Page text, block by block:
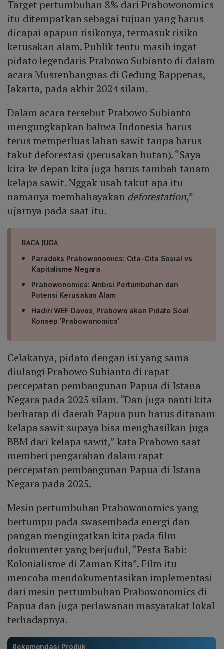
pembangunan ekstraktif dipadukan dengan kontrol
militer.
seluas 433.751 hektare pada 2025, naik 66% dibanding
tahun sebelumnya, dengan deforestasi dipicu
kebijakan Presiden Prabowo Subianto. Data tersebut
menegaskan korelasi antara model
ekstraktif‑militerisme dengan degradasi lingkungan dan
krisis agraria.
Target pertumbuhan 8% dari Prabowonomics
itu ditempatkan sebagai tujuan yang harus
dicapai apapun risikonya, termasuk risiko
kerusakan alam. Publik tentu masih ingat
pidato legendaris Prabowo Subianto di dalam
acara Musrenbangnas di Gedung Bappenas,
Jakarta, pada akhir 2024 silam.
Dalam acara tersebut Prabowo Subianto
mengungkapkan bahwa Indonesia harus
terus memperluas lahan sawit tanpa harus
takut deforestasi (perusakan hutan). “Saya
kira ke depan kita juga harus tambah tanam
kelapa sawit. Nggak usah takut apa itu
namanya membahayakan deforestation,”
ujarnya pada saat itu.
BACA JUGA
Paradoks Prabowonomics: Cita-Cita Sosial vs
Kapitalisme Negara
Prabowonomics: Ambisi Pertumbuhan dan
Potensi Kerusakan Alam
Hadiri WEF Davos, Prabowo akan Pidato Soal
Konsep 'Prabowonomics'
Celakanya, pidato dengan isi yang sama
diulangi Prabowo Subianto di rapat
percepatan pembangunan Papua di Istana
Negara pada 2025 silam. “Dan juga nanti kita
berharap di daerah Papua pun harus ditanam
kelapa sawit supaya bisa menghasilkan juga
BBM dari kelapa sawit,” kata Prabowo saat
memberi pengarahan dalam rapat
percepatan pembangunan Papua di Istana
Negara pada 2025.
Mesin pertumbuhan Prabowonomics yang
bertumpu pada swasembada energi dan
pangan mengingatkan kita pada film
dokumenter yang berjudul, “Pesta Babi:
Kolonialisme di Zaman Kita”. Film itu
mencoba mendokumentasikan implementasi
dari mesin pertumbuhan Prabowonomics di
Papua dan juga perlawanan masyarakat lokal
terhadapnya.
Rekomendasi Produk